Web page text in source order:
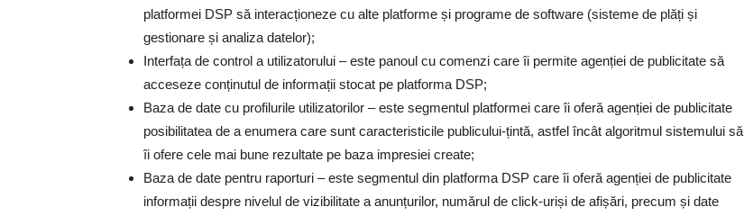
platformei DSP să interacționeze cu alte platforme și programe de software (sisteme de plăți și
gestionare și analiza datelor);
Interfața de control a utilizatorului – este panoul cu comenzi care îi permite agenției de publicitate să
acceseze conținutul de informații stocat pe platforma DSP;
Baza de date cu profilurile utilizatorilor – este segmentul platformei care îi oferă agenției de publicitate
posibilitatea de a enumera care sunt caracteristicile publicului-țintă, astfel încât algoritmul sistemului să
îi ofere cele mai bune rezultate pe baza impresiei create;
Baza de date pentru raporturi – este segmentul din platforma DSP care îi oferă agenției de publicitate
informații despre nivelul de vizibilitate a anunțurilor, numărul de click-uriși de afișări, precum și date